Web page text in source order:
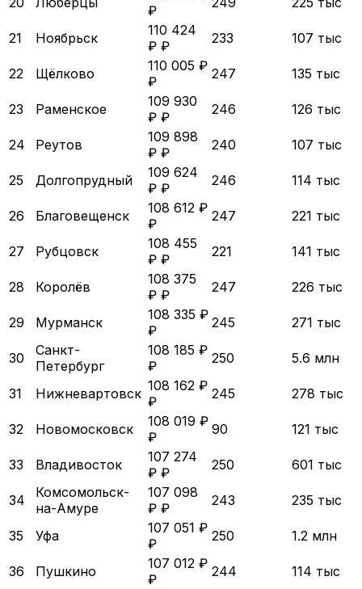
₽
21 Ноябрьск
110 424
₽ ₽
233 107 тыс
22 Щёлково
110 005 ₽
₽
247 135 тыс
23 Раменское
109 930
₽ ₽
246 126 тыс
24 Реутов
109 898
₽ ₽
240 107 тыс
25 Долгопрудный
109 624
₽ ₽
246 114 тыс
26 Благовещенск
108 612 ₽
₽
247 221 тыс
27 Рубцовск
108 455
₽ ₽
221 141 тыс
28 Королёв
108 375
₽ ₽
247 226 тыс
29 Мурманск
108 335 ₽
₽
245 271 тыс
30
Санкт-
Петербург
108 185 ₽
₽
250 5.6 млн
31 Нижневартовск 108 162 ₽
₽
245 278 тыс
32 Новомосковск
108 019 ₽
₽
90 121 тыс
33 Владивосток
107 274
₽ ₽
250 601 тыс
34
Комсомольск-
на-Амуре
107 098
₽ ₽
243 235 тыс
35 Уфа
107 051 ₽
₽
250 1.2 млн
36 Пушкино
107 012 ₽
₽
244 114 тыс